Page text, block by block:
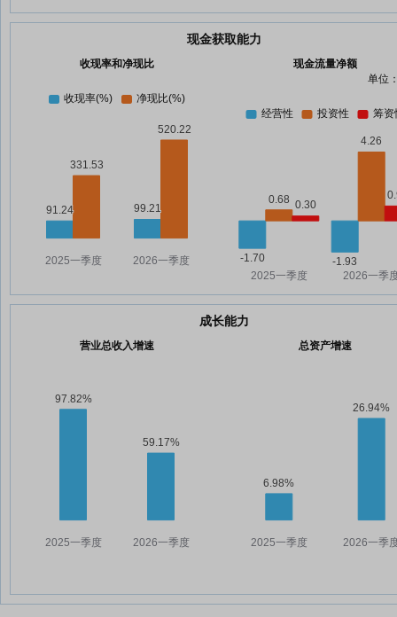
现金获取能力
收现率和净现比
现金流量净额
单位
成长能力
营业总收入增速 总资产增速